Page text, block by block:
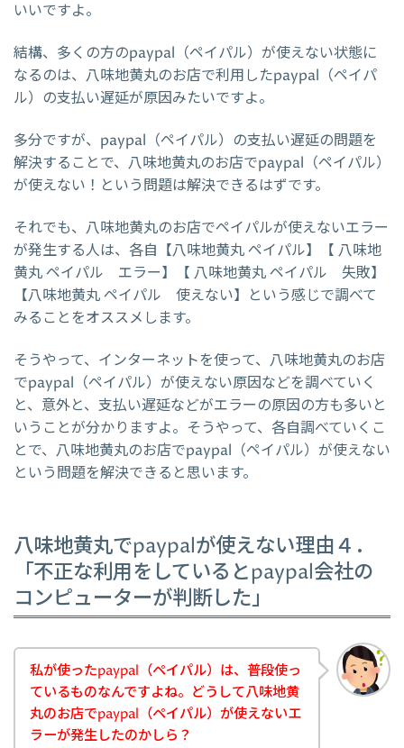
いいですよ。
結構、多くの方のpaypal（ペイパル）が使えない状態に
なるのは、八味地黄丸のお店で利用したpaypal（ペイパ
ル）の支払い遅延が原因みたいですよ。
多分ですが、paypal（ペイパル）の支払い遅延の問題を
解決することで、八味地黄丸のお店でpaypal（ペイパル）
が使えない！という問題は解決できるはずです。
それでも、八味地黄丸のお店でペイパルが使えないエラー
が発生する人は、各自【八味地黄丸 ペイパル】【 八味地
黄丸 ペイパル エラー】【 八味地黄丸 ペイパル 失敗】
【八味地黄丸 ペイパル 使えない】という感じで調べて
みることをオススメします。
そうやって、インターネットを使って、八味地黄丸のお店
でpaypal（ペイパル）が使えない原因などを調べていく
と、意外と、支払い遅延などがエラーの原因の方も多いと
いうことが分かりますよ。そうやって、各自調べていくこ
とで、八味地黄丸のお店でpaypal（ペイパル）が使えない
という問題を解決できると思います。
八味地黄丸でpaypalが使えない理由４．
「不正な利用をしているとpaypal会社の
コンピューターが判断した」
私が使ったpaypal（ペイパル）は、普段使っ
ているものなんですよね。どうして八味地黄
丸のお店でpaypal（ペイパル）が使えないエ
ラーが発生したのかしら？